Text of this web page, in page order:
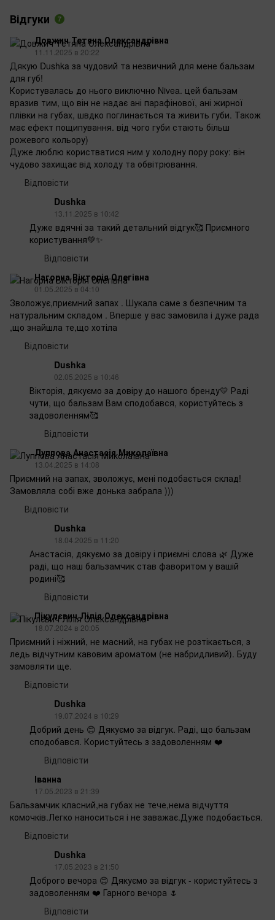
Відгуки 7
Довжич Тетяна Олександрівна
11.11.2025 в 20:22
Дякую Dushka за чудовий та незвичний для мене бальзам
для губ!
Користувалась до нього виключно Nivea. цей бальзам
вразив тим, що він не надає ані парафінової, ані жирної
плівки на губах, швдко поглинається та живить губи. Також
має ефект пощипування. від чого губи стають більш
рожевого кольору)
Дуже люблю користватися ним у холодну пору року: він
чудово захищає від холоду та обвітрювання.
Відповісти
Dushka
13.11.2025 в 10:42
Дуже вдячні за такий детальний відгук🥰 Приємного
користування💚✨
Відповісти
Нагорна Вікторія Олегівна
01.05.2025 в 04:10
Зволожує,приємний запах . Шукала саме з безпечним та
натуральним складом . Вперше у вас замовила і дуже рада
,що знайшла те,що хотіла
Відповісти
Dushka
02.05.2025 в 10:46
Вікторія, дякуємо за довіру до нашого бренду💛 Раді
чути, що бальзам Вам сподобався, користуйтесь з
задоволенням🥰
Відповісти
Луппова Анастасія Миколаївна
13.04.2025 в 14:08
Приємний на запах, зволожує, мені подобається склад!
Замовляла собі вже донька забрала )))
Відповісти
Dushka
18.04.2025 в 11:20
Анастасія, дякуємо за довіру і приємні слова 🌿 Дуже
раді, що наш бальзамчик став фаворитом у вашій
родині🥰
Відповісти
Пікулєвич Лілія Олександрівна
18.07.2024 в 20:05
Приємний і ніжний, не масний, на губах не розтікається, з
ледь відчутним кавовим ароматом (не набридливий). Буду
замовляти ще.
Відповісти
Dushka
19.07.2024 в 10:29
Добрий день 😊 Дякуємо за відгук. Раді, що бальзам
сподобався. Користуйтесь з задоволенням ❤️
Відповісти
Іванна
17.05.2023 в 21:39
Бальзамчик класний,на губах не тече,нема відчуття
комочків.Легко наноситься і не заважає.Дуже подобається.
Відповісти
Dushka
17.05.2023 в 21:50
Доброго вечора 😊 Дякуємо за відгук - користуйтесь з
задоволенням ❤️ Гарного вечора 🌷
Відповісти